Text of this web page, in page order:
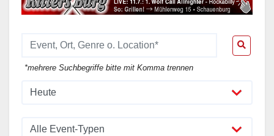
*mehrere Suchbegriffe bitte mit Komma trennen